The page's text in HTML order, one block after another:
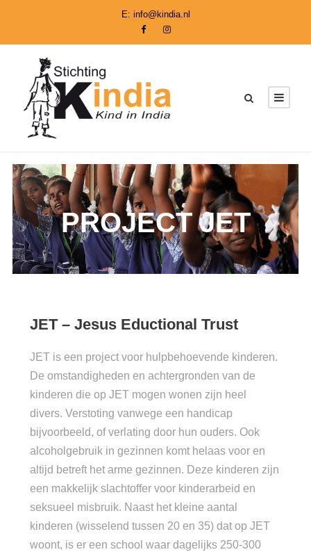
E: info@kindia.nl
PROJECT JET
JET – Jesus Eductional Trust
JET is een project voor hulpbehoevende kinderen.
De omstandigheden en achtergronden van de
kinderen die op JET mogen wonen zijn heel
divers. Verstoting vanwege een handicap
bijvoorbeeld, of verlating door hun ouders. Ook
alcoholgebruik in gezinnen komt helaas voor en
altijd betreft het arme gezinnen. Deze kinderen zijn
een makkelijk slachtoffer voor kinderarbeid en
seksueel misbruik. Naast het kleine aantal
kinderen (wisselend tussen 20 en 35) dat op JET
woont, is er een school waar dagelijks 250-300